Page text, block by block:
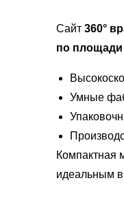
Сайт 360°
по
Умные
Компактная
идеальным